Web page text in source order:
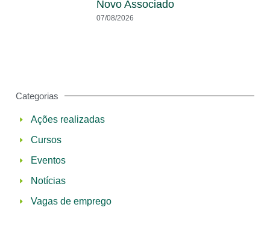
Novo Associado
07/08/2026
Categorias
Ações realizadas
Cursos
Eventos
Notícias
Vagas de emprego